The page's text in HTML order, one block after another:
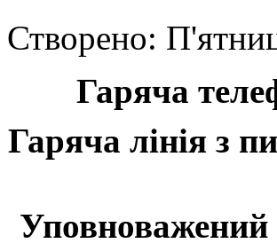
Створено:
Гаряча
Гаряча лінія з